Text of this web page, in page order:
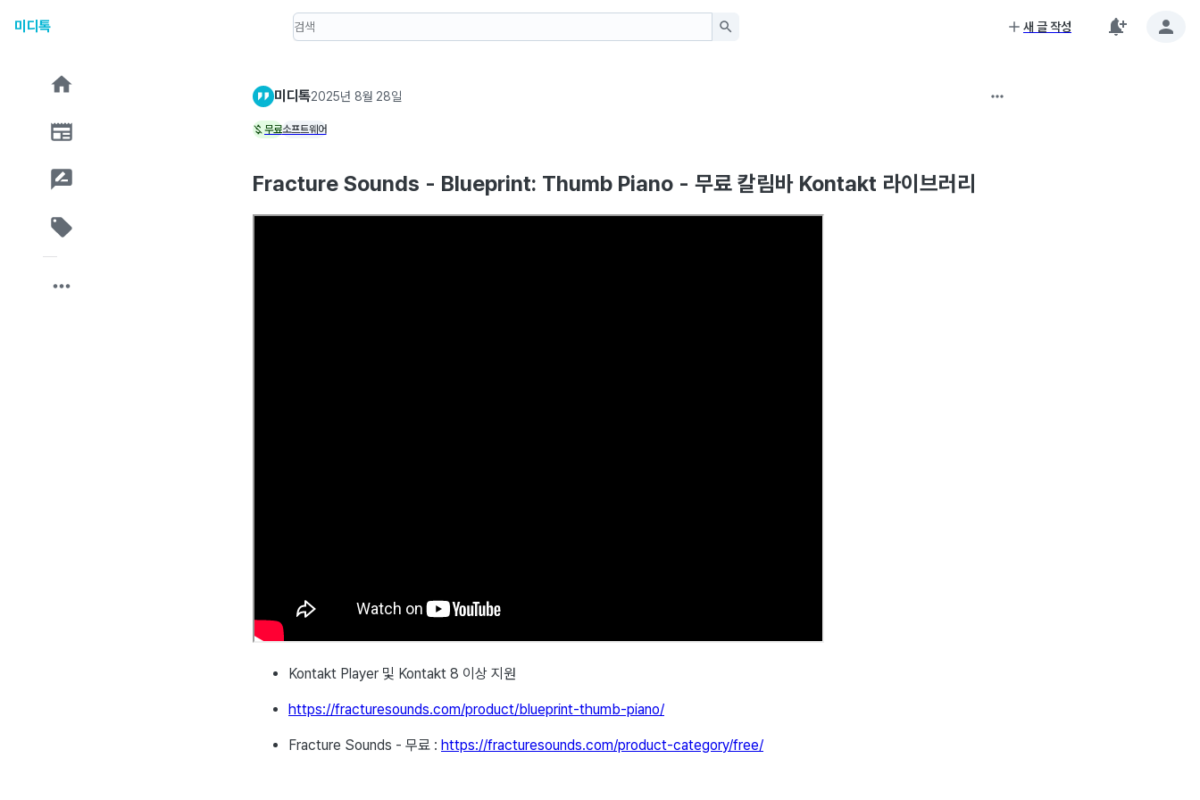
미디톡 새 글 작성
미디톡2025년 8월 28일
무료소프트웨어
Fracture Sounds - Blueprint: Thumb Piano - 무료 칼림바 Kontakt 라이브러리
Kontakt Player 및 Kontakt 8 이상 지원
https://fracturesounds.com/product/blueprint-thumb-piano/
Fracture Sounds - 무료 : https://fracturesounds.com/product-category/free/